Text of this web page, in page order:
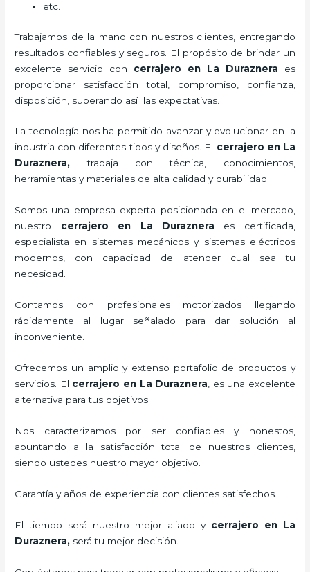
etc.
Trabajamos de la mano con nuestros clientes, entregando
resultados confiables y seguros. El propósito de brindar un
excelente servicio con cerrajero en La Duraznera es
proporcionar satisfacción total, compromiso, confianza,
disposición, superando así las expectativas.
La tecnología nos ha permitido avanzar y evolucionar en la
industria con diferentes tipos y diseños. El cerrajero en La
Duraznera,trabaja con técnica, conocimientos,
herramientas y materiales de alta calidad y durabilidad.
Somos una empresa experta posicionada en el mercado,
nuestro cerrajero en La Duraznera es certificada,
especialista en sistemas mecánicos y sistemas eléctricos
modernos, con capacidad de atender cual sea tu
necesidad.
Contamos con profesionales motorizados llegando
rápidamente al lugar señalado para dar solución al
inconveniente.
Ofrecemos un amplio y extenso portafolio de productos y
servicios. El cerrajero en La Duraznera , es una excelente
alternativa para tus objetivos.
Nos caracterizamos por ser confiables y honestos,
apuntando a la satisfacción total de nuestros clientes,
siendo ustedes nuestro mayor objetivo.
Garantía y años de experiencia con clientes satisfechos.
El tiempo será nuestro mejor aliado y cerrajero en La
Duraznera, será tu mejor decisión.